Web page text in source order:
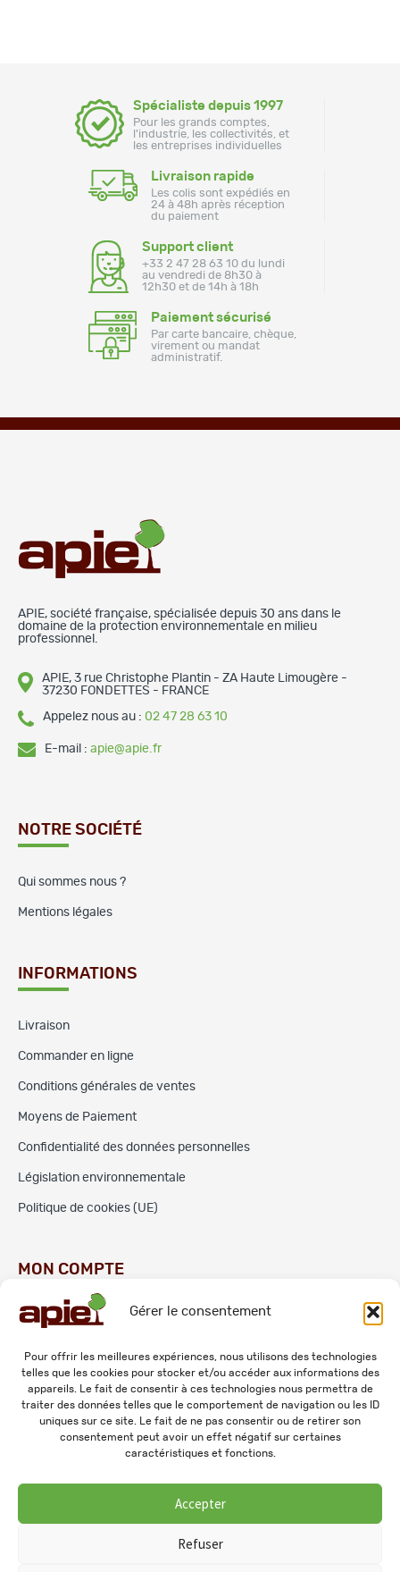
Gérer le consentement
Pour offrir les meilleures expériences, nous utilisons des technologies
telles que les cookies pour stocker et/ou accéder aux informations des
appareils. Le fait de consentir à ces technologies nous permettra de
traiter des données telles que le comportement de navigation ou les ID
uniques sur ce site. Le fait de ne pas consentir ou de retirer son
consentement peut avoir un effet négatif sur certaines
caractéristiques et fonctions.
Accepter
Refuser
Spécialiste depuis 1997
Pour les grands comptes,
l'industrie, les collectivités, et
les entreprises individuelles
Livraison rapide
Les colis sont expédiés en
24 à 48h après réception
du paiement
Support client
+33 2 47 28 63 10 du lundi
au vendredi de 8h30 à
12h30 et de 14h à 18h
Paiement sécurisé
Par carte bancaire, chèque,
virement ou mandat
administratif.
APIE, société française, spécialisée depuis 30 ans dans le
domaine de la protection environnementale en milieu
professionnel.
APIE, 3 rue Christophe Plantin - ZA Haute Limougère -
37230 FONDETTES - FRANCE
Appelez nous au : 02 47 28 63 10
E-mail : apie@apie.fr
NOTRE SOCIÉTÉ
Qui sommes nous ?
Mentions légales
INFORMATIONS
Livraison
Commander en ligne
Conditions générales de ventes
Moyens de Paiement
Confidentialité des données personnelles
Législation environnementale
Politique de cookies (UE)
MON COMPTE
Commandes
Adresses
Mes informations personnelles